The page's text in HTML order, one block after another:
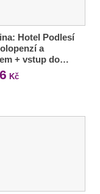
Hotel Podlesí
a
+ vstup do…
Kč